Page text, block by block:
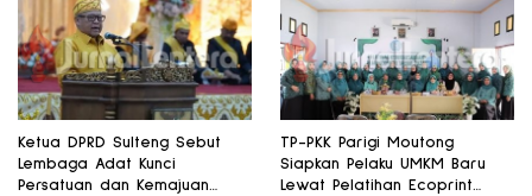
Ketua DPRD Sulteng Sebut
Lembaga Adat Kunci
Persatuan dan Kemajuan
TP-PKK Parigi Moutong
Siapkan Pelaku UMKM Baru
Lewat Pelatihan Ecoprint